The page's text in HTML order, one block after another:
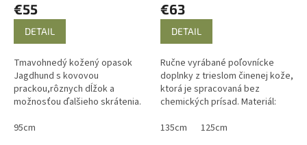
€55
DETAIL
Tmavohnedý kožený opasok
Jagdhund s kovovou
prackou,rôznych dĺžok a
možnosťou ďalšieho skrátenia.
95cm
€63
DETAIL
Ručne vyrábané poľovnícke
doplnky z trieslom činenej kože,
ktorá je spracovaná bez
chemických prísad. Materiál:
balenie.
135cm 125cm